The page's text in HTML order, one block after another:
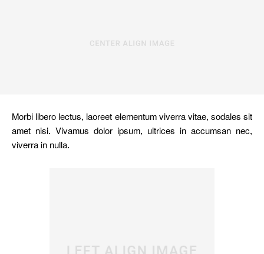
Morbi libero lectus, laoreet elementum viverra vitae, sodales sit
amet nisi. Vivamus dolor ipsum, ultrices in accumsan nec,
viverra in nulla.